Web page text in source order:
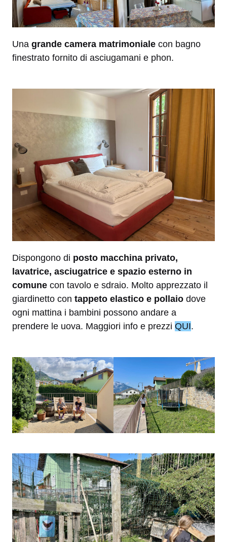
Una grande camera matrimoniale con bagno
finestrato fornito di asciugamani e phon.
Dispongono di posto macchina privato,
lavatrice, asciugatrice e spazio esterno in
comune con tavolo e sdraio. Molto apprezzato il
giardinetto con tappeto elastico e pollaio dove
ogni mattina i bambini possono andare a
prendere le uova. Maggiori info e prezzi QUI.